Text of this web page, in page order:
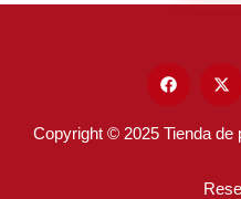
Copyright © 2025 Tienda de